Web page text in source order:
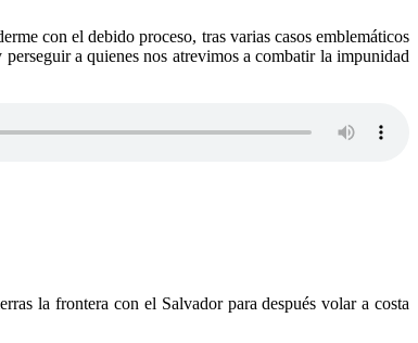
con el debido proceso, tras varias casos emblemáticos
a quienes nos atrevimos a combatir la impunidad
la frontera con el Salvador para después volar a costa